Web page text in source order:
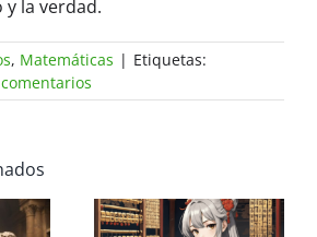
la verdad.
, Matemáticas | Etiquetas: